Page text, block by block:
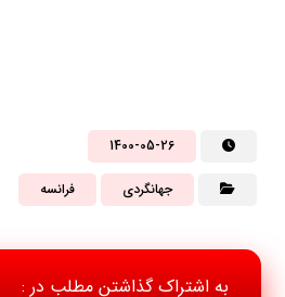
1400-05-26
جهانگردی فرانسه